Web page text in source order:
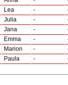
Lea -
Julia -
Jana -
Emma -
Marion -
Paula -